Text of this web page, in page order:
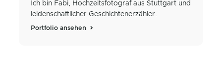
Ich bin Fabi, Hochzeitsfotograf aus Stuttgart und
leidenschaftlicher Geschichtenerzähler.
Portfolio ansehen